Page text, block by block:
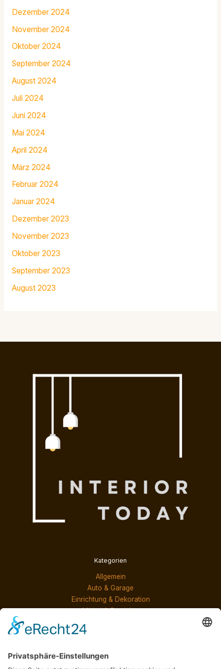
Dezember 2024
November 2024
Oktober 2024
September 2024
August 2024
Juli 2024
Juni 2024
Mai 2024
April 2024
März 2024
Februar 2024
Januar 2024
Dezember 2023
November 2023
Oktober 2023
September 2023
August 2023
Kategorien
Allgemein
Auto & Garage
Einrichtung & Dekoration
Möbel & Produkte
Services & Lösungen
Markise nach Maß installieren lassen: Professioneller
Service für Ihr Haus